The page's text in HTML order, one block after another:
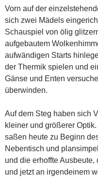
Vorn auf der
sich zwei Mädels
Schauspiel von ölig
aufgebautem
aufwändigen Starts
der Thermik spielen und
Gänse und Enten
überwinden.
Auf dem Steg haben sich
kleiner und größerer
saßen heute zu Beginn
Nebentisch und
und die erhoffte
und jetzt an irgendeinem